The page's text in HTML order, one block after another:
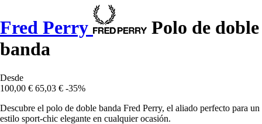
Fred Perry
Polo de doble
banda
Desde
100,00 € 65,03 € -35%
Descubre el polo de doble banda Fred Perry, el aliado perfecto para un
estilo sport-chic elegante en cualquier ocasión.